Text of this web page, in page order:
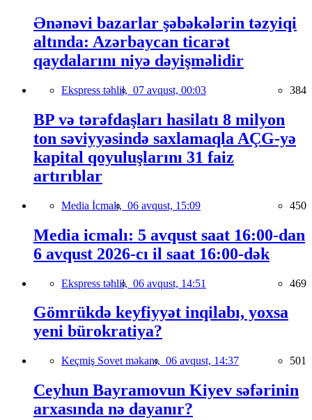
Ənənəvi bazarlar şəbəkələrin təzyiqi
altında: Azərbaycan ticarət
qaydalarını niyə dəyişməlidir
Ekspress təhlil, 07 avqust, 00:03 384
BP və tərəfdaşları hasilatı 8 milyon
ton səviyyəsində saxlamaqla AÇG-yə
kapital qoyuluşlarını 31 faiz
artırıblar
Media İcmalı, 06 avqust, 15:09 450
Media icmalı: 5 avqust saat 16:00-dan
6 avqust 2026-cı il saat 16:00-dək
Ekspress təhlil, 06 avqust, 14:51 469
Gömrükdə keyfiyyət inqilabı, yoxsa
yeni bürokratiya?
Keçmiş Sovet məkanı, 06 avqust, 14:37 501
Ceyhun Bayramovun Kiyev səfərinin
arxasında nə dayanır?